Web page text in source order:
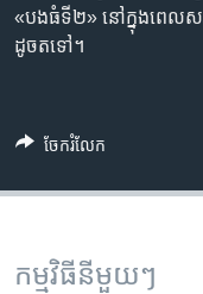
«បងធំ​ទី២» នៅ​ក្នុង​ពេល​ស
ដូចតទៅ។
ចែករំលែក
កម្មវិធី​នីមួយៗ